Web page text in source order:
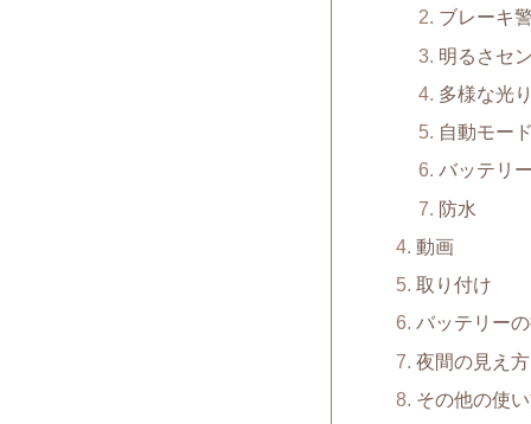
ブレーキ
明るさセ
多様な光
自動モー
バッテリ
防水
動画
取り付け
バッテリー
夜間の見え方
その他の使